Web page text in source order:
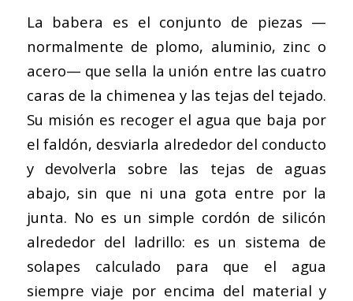
La babera es el conjunto de piezas —
normalmente de plomo, aluminio, zinc o
acero— que sella la unión entre las cuatro
caras de la chimenea y las tejas del tejado.
Su misión es recoger el agua que baja por
el faldón, desviarla alrededor del conducto
y devolverla sobre las tejas de aguas
abajo, sin que ni una gota entre por la
junta. No es un simple cordón de silicón
alrededor del ladrillo: es un sistema de
solapes calculado para que el agua
siempre viaje por encima del material y